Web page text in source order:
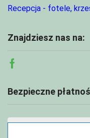
Recepcja - fotele,
Znajdziesz nas na:
Facebook
Bezpieczne